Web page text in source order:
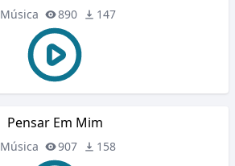
Música 890 147
Pensar Em Mim
Música 907 158